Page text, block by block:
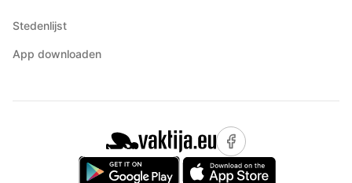
Stedenlijst
App downloaden